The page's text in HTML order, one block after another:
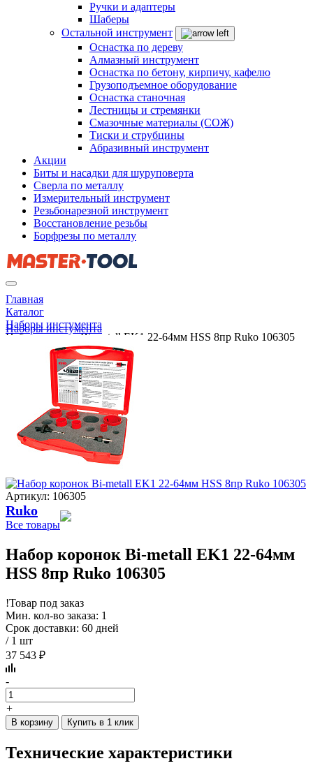
Ручки и адаптеры
Шаберы
Остальной инструмент
Оснастка по дереву
Алмазный инструмент
Оснастка по бетону, кирпичу, кафелю
Грузоподъемное оборудование
Оснастка станочная
Лестницы и стремянки
Смазочные материалы (СОЖ)
Тиски и струбцины
Абразивный инструмент
Акции
Биты и насадки для шуруповерта
Сверла по металлу
Измерительный инструмент
Резьбонарезной инструмент
Восстановление резьбы
Борфрезы по металлу
Главная
Каталог
Наборы инстумента
Набор коронок Bi-metall EK1 22-64мм HSS 8пр Ruko 106305
Наборы инстумента
Артикул: 106305
Ruko
Все товары
Набор коронок Bi-metall EK1 22-64мм
HSS 8пр Ruko 106305
!Товар под заказ
Мин. кол-во заказа: 1
Срок доставки: 60 дней
/ 1 шт
37 543 ₽
-
+
В корзину Купить в 1 клик
Технические характеристики